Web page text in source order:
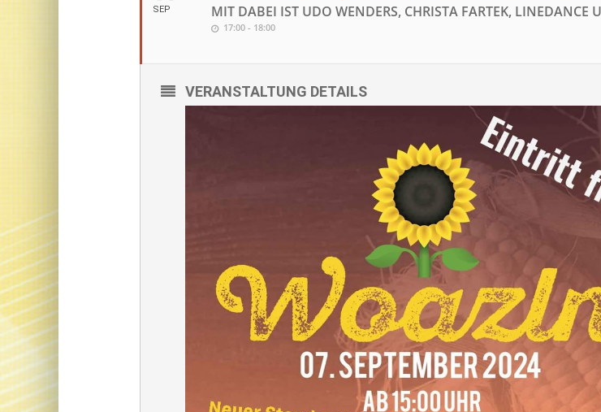
SEP MIT DABEI IST UDO WENDERS, CHRISTA FARTEK, LINEDANCE
17:00 - 18:00
VERANSTALTUNG DETAILS